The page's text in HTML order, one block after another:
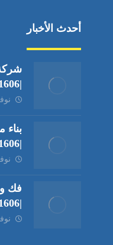
أحدث الأخبار
|0545681606| تعقيم
|0545681606| تركيب برجولات
فك
|0545681606